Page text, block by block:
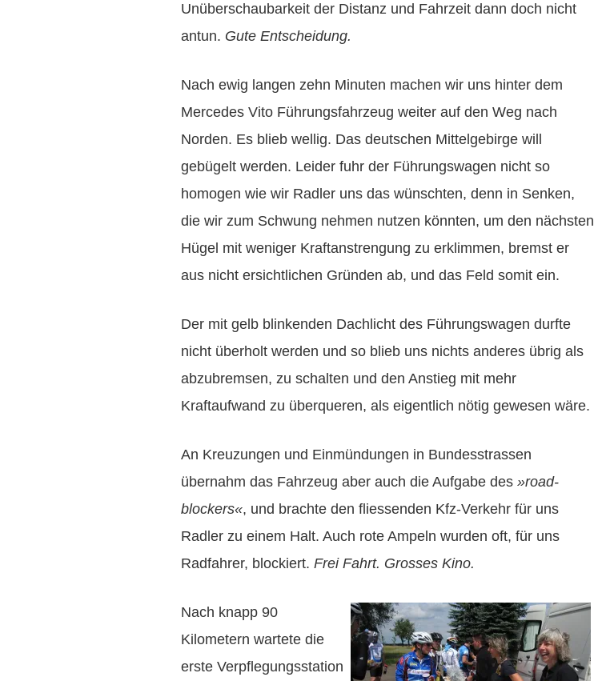
Unüberschaubarkeit der Distanz und Fahrzeit dann doch nicht
antun. Gute Entscheidung.
Nach ewig langen zehn Minuten machen wir uns hinter dem
Mercedes Vito Führungsfahrzeug weiter auf den Weg nach
Norden. Es blieb wellig. Das deutschen Mittelgebirge will
gebügelt werden. Leider fuhr der Führungswagen nicht so
homogen wie wir Radler uns das wünschten, denn in Senken,
die wir zum Schwung nehmen nutzen könnten, um den nächsten
Hügel mit weniger Kraftanstrengung zu erklimmen, bremst er
aus nicht ersichtlichen Gründen ab, und das Feld somit ein.
Der mit gelb blinkenden Dachlicht des Führungswagen durfte
nicht überholt werden und so blieb uns nichts anderes übrig als
abzubremsen, zu schalten und den Anstieg mit mehr
Kraftaufwand zu überqueren, als eigentlich nötig gewesen wäre.
An Kreuzungen und Einmündungen in Bundesstrassen
übernahm das Fahrzeug aber auch die Aufgabe des »road-
blockers«, und brachte den fliessenden Kfz-Verkehr für uns
Radler zu einem Halt. Auch rote Ampeln wurden oft, für uns
Radfahrer, blockiert. Frei Fahrt. Grosses Kino.
Nach knapp 90
Kilometern wartete die
erste Verpflegungsstation